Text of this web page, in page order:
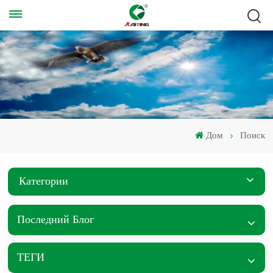
Дом Поиск
Категории
Последний Блог
ТЕГИ